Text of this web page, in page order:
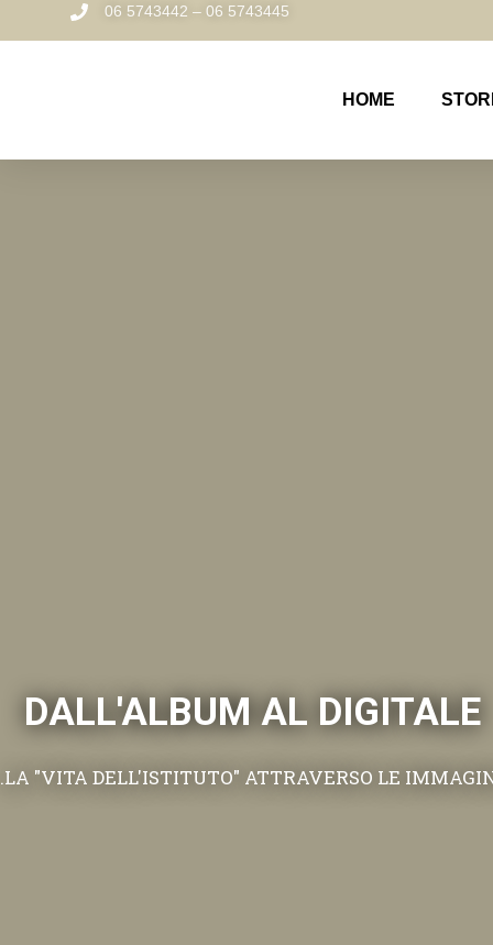
06 5743442 – 06 5743445
HOME
DALL'ALBUM AL DIGITALE
.LA "VITA DELL'ISTITUTO" ATTRAVERSO LE